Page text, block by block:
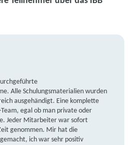
Alle Schulungsmaterialien wurden
ausgehändigt. Eine komplette
egal ob man private oder
Jeder Mitarbeiter war sofort
genommen. Mir hat die
ich war sehr positiv